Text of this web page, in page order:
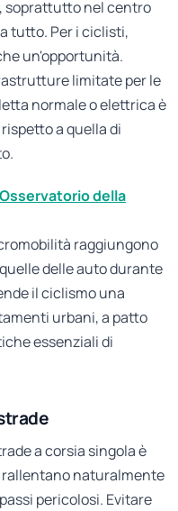
soprattutto nel centro
tutto. Per i ciclisti,
un'opportunità.
limitate per le
normale o elettrica è
a quella di
Osservatorio della
raggiungono
delle auto durante
il ciclismo una
urbani, a patto
essenziali di
a corsia singola è
rallentano naturalmente
pericolosi. Evitare